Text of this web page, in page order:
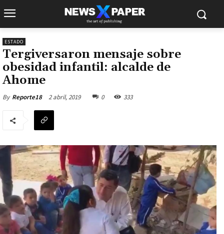
ESTADO
Tergiversaron mensaje sobre
obesidad infantil: alcalde de
Ahome
By Reporte18 2 abril, 2019 0 333